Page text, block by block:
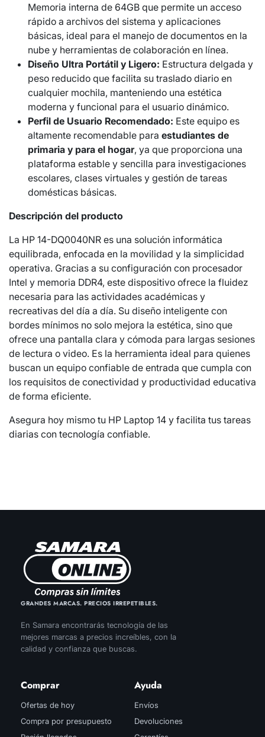
Memoria interna de 64GB que permite un acceso
rápido a archivos del sistema y aplicaciones
básicas, ideal para el manejo de documentos en la
nube y herramientas de colaboración en línea.
Diseño Ultra Portátil y Ligero: Estructura delgada y
peso reducido que facilita su traslado diario en
cualquier mochila, manteniendo una estética
moderna y funcional para el usuario dinámico.
Perfil de Usuario Recomendado: Este equipo es
altamente recomendable para estudiantes de
primaria y para el hogar, ya que proporciona una
plataforma estable y sencilla para investigaciones
escolares, clases virtuales y gestión de tareas
domésticas básicas.
Descripción del producto
La HP 14-DQ0040NR es una solución informática
equilibrada, enfocada en la movilidad y la simplicidad
operativa. Gracias a su configuración con procesador
Intel y memoria DDR4, este dispositivo ofrece la fluidez
necesaria para las actividades académicas y
recreativas del día a día. Su diseño inteligente con
bordes mínimos no solo mejora la estética, sino que
ofrece una pantalla clara y cómoda para largas sesiones
de lectura o video. Es la herramienta ideal para quienes
buscan un equipo confiable de entrada que cumpla con
los requisitos de conectividad y productividad educativa
de forma eficiente.
Asegura hoy mismo tu HP Laptop 14 y facilita tus tareas
diarias con tecnología confiable.
GRANDES MARCAS. PRECIOS IRREPETIBLES.
En Samara encontrarás tecnología de las
mejores marcas a precios increíbles, con la
calidad y confianza que buscas.
Comprar
Ofertas de hoy
Compra por presupuesto
Ayuda
Envíos
Devoluciones